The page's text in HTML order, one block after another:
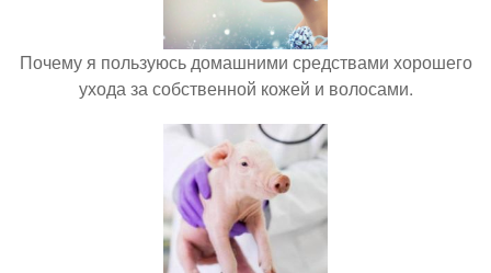
Почему я пользуюсь домашними средствами хорошего
ухода за собственной кожей и волосами.